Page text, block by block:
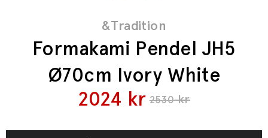
&Tradition
Formakami Pendel JH5
Ø70cm Ivory White
2530kr
2024 kr